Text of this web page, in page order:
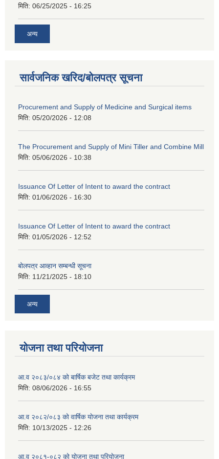
मिति: 06/25/2025 - 16:25
अन्य
सार्वजनिक खरिद/बोलपत्र सूचना
Procurement and Supply of Medicine and Surgical items
मिति: 05/20/2026 - 12:08
The Procurement and Supply of Mini Tiller and Combine Mill
मिति: 05/06/2026 - 10:38
Issuance Of Letter of Intent to award the contract
मिति: 01/06/2026 - 16:30
Issuance Of Letter of Intent to award the contract
मिति: 01/05/2026 - 12:52
बोलपत्र आव्हान सम्बन्धी सूचना
मिति: 11/21/2025 - 18:10
अन्य
योजना तथा परियोजना
आ.व २०८३/०८४ को बार्षिक बजेट तथा कार्यक्रम
मिति: 08/06/2026 - 16:55
आ.व २०८२/०८३ को वार्षिक योजना तथा कार्यक्रम
मिति: 10/13/2025 - 12:26
आ.व २०८१-०८२ को योजना तथा परियोजना